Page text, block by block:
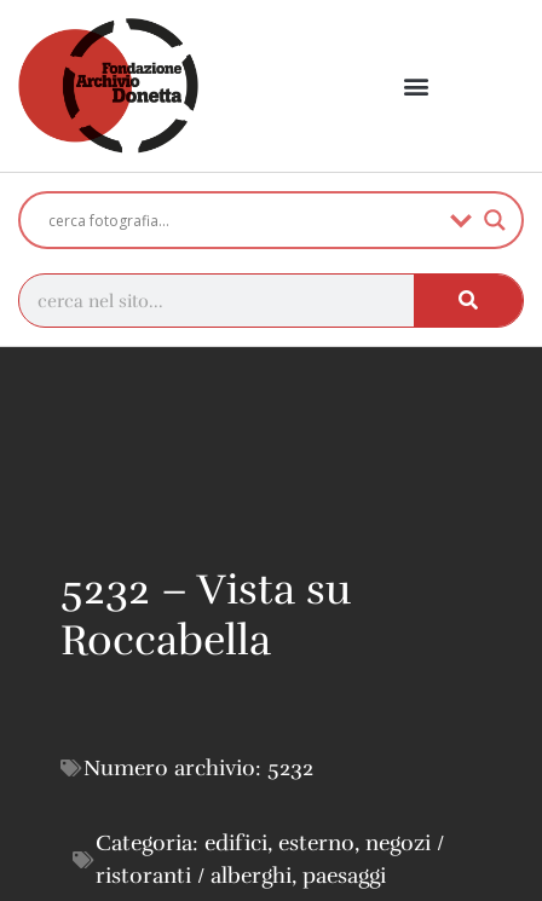
5232 – Vista su
Roccabella
Numero archivio: 5232
Categoria: edifici, esterno, negozi /
ristoranti / alberghi, paesaggi